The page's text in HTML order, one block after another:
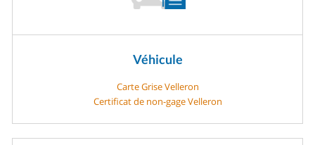
Véhicule
Carte Grise Velleron
Certificat de non-gage Velleron